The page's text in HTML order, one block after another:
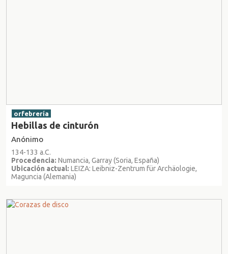
orfebrería
Hebillas de cinturón
Anónimo
134-133 a.C.
Procedencia: Numancia, Garray (Soria, España)
Ubicación actual: LEIZA: Leibniz-Zentrum für Archäologie,
Maguncia (Alemania)